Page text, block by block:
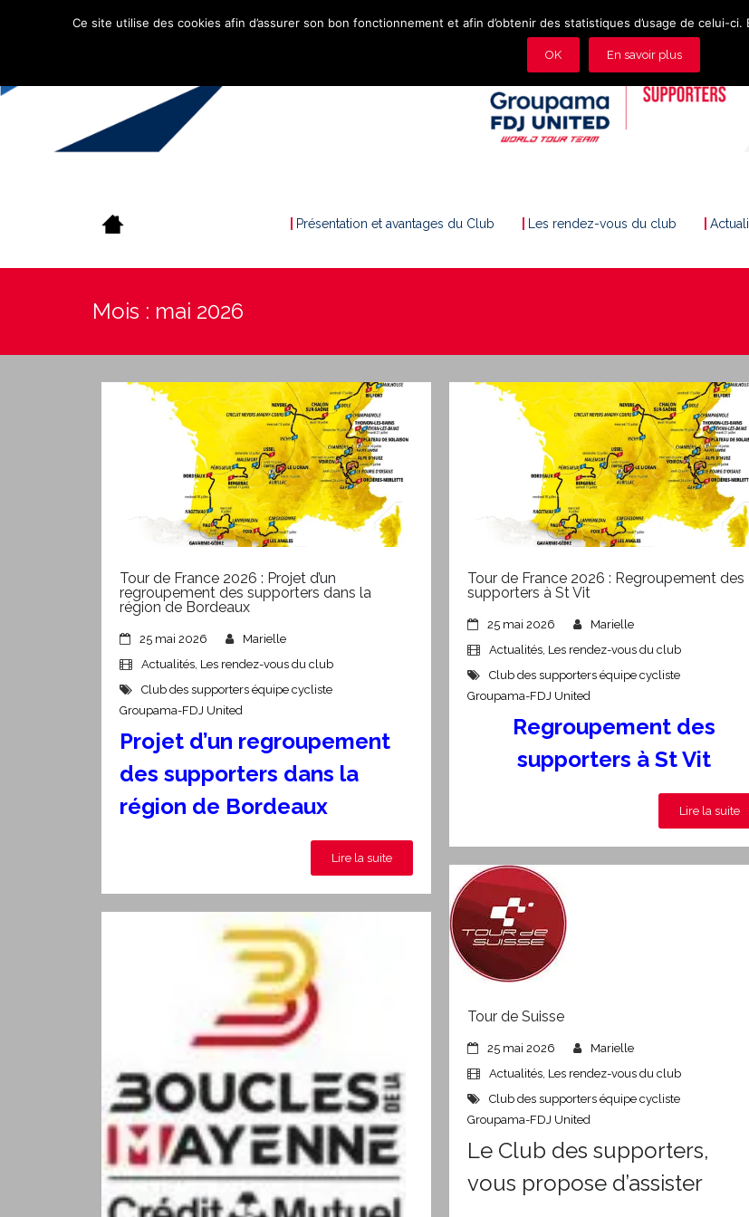
Présentation et avantages du Club Les rendez-vous du club
Mois : mai 2026
Tour de France 2026 : Projet d’un
regroupement des supporters dans la
région de Bordeaux
25 mai 2026
Marielle
Actualités Les rendez-vous du club
Club des supporters équipe cycliste
Groupama-FDJ United
Projet d’un regroupement
des supporters dans la
région de Bordeaux
Lire la suite
Tour de France 2026 : Regroupement des
supporters à St Vit
25 mai 2026
Marielle
Actualités Les rendez-vous du club
Club des supporters équipe cycliste
Groupama-FDJ United
Regroupement des
supporters à St Vit
Lire la suite
Tour de Suisse
25 mai 2026
Marielle
Actualités, Les rendez-vous du club
Club des supporters équipe cycliste
Groupama-FDJ United
Le Club des supporters,
vous propose d’assister
Ce site utilise des cookies afin d’assurer son bon fonctionnement et afin d’obtenir des statistiques d’usage de celui-
OK En savoir plus